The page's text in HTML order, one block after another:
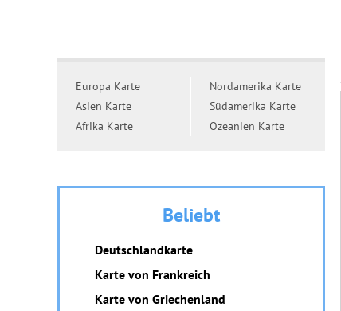
Europa Karte
Asien Karte
Afrika Karte
Nordamerika Karte
Südamerika Karte
Ozeanien Karte
Beliebt
Deutschlandkarte
Karte von Frankreich
Karte von Griechenland